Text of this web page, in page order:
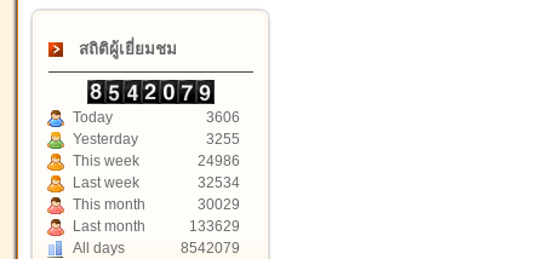
สถิติผู้เยี่ยมชม
Today
3606
Yesterday
3255
This week
24986
Last week
32534
This month
30029
Last month
133629
All days
8542079